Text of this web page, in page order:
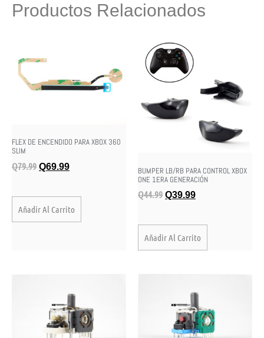
Productos Relacionados
FLEX DE ENCENDIDO PARA XBOX 360
SLIM
Q79.99 Q69.99
Añadir Al Carrito
BUMPER LB/RB PARA CONTROL XBOX
ONE 1ERA GENERACIÓN
Q44.99 Q39.99
Añadir Al Carrito